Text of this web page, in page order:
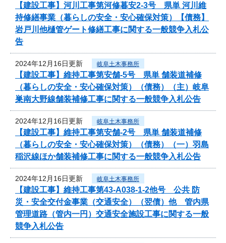
【建設工事】河川工事第河修暮安2-3号 県単 河川維
持修繕事業（暮らしの安全・安心確保対策）【債務】
岩戸川他樋管ゲート修繕工事に関する一般競争入札公
告
2024年12月16日更新 岐阜土木事務所
【建設工事】維持工事第安舗-5号 県単 舗装道補修
（暮らしの安全・安心確保対策）（債務）（主）岐阜
巣南大野線舗装補修工事に関する一般競争入札公告
2024年12月16日更新 岐阜土木事務所
【建設工事】維持工事第安舗-2号 県単 舗装道補修
（暮らしの安全・安心確保対策）（債務）（一）羽島
稲沢線ほか舗装補修工事に関する一般競争入札公告
2024年12月16日更新 岐阜土木事務所
【建設工事】維持工事第43-A038-1-2他号 公共 防
災・安全交付金事業（交通安全）（翌債）他 管内県
管理道路（管内一円）交通安全施設工事に関する一般
競争入札公告